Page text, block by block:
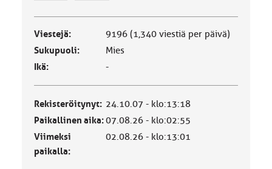
Viestejä:
9196 (1,340 viestiä per päivä)
Sukupuoli:
Mies
Ikä:
-
Rekisteröitynyt: 24.10.07 - klo:13:18
Paikallinen aika:07.08.26 - klo:02:55
Viimeksi
paikalla:
02.08.26 - klo:13:01